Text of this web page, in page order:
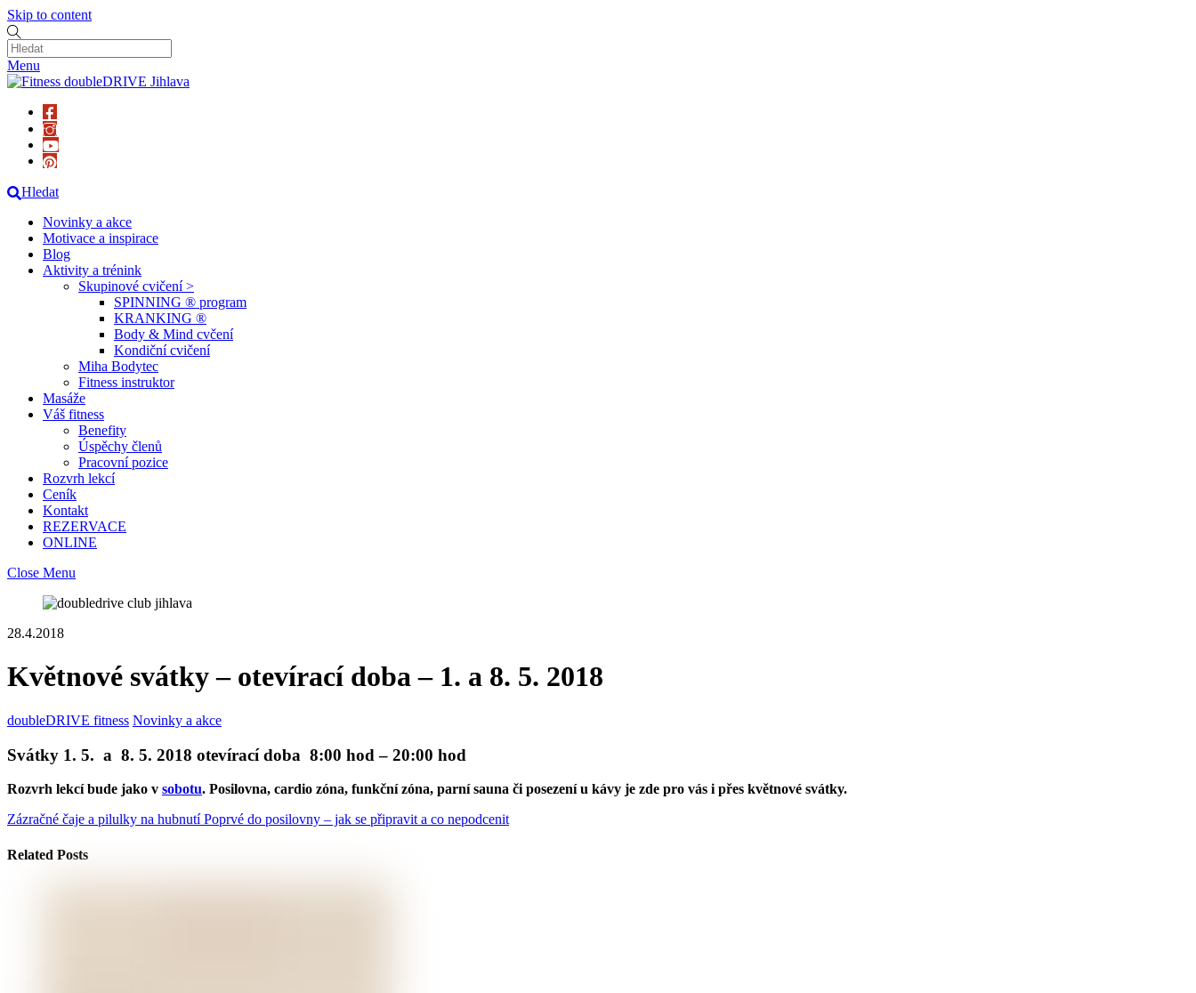
Skip to content
Menu
Hledat
Novinky a akce
Motivace a inspirace
Blog
Aktivity a trénink
Skupinové cvičení >
SPINNING ® program
KRANKING ®
Body & Mind cvčení
Kondiční cvičení
Miha Bodytec
Fitness instruktor
Masáže
Váš fitness
Benefity
Úspěchy členů
Pracovní pozice
Rozvrh lekcí
Ceník
Kontakt
REZERVACE
ONLINE
Close Menu
28.4.2018
Květnové svátky – otevírací doba – 1. a 8. 5. 2018
doubleDRIVE fitness Novinky a akce
Svátky 1. 5. a 8. 5. 2018 otevírací doba 8:00 hod – 20:00 hod
Rozvrh lekcí bude jako v sobotu. Posilovna, cardio zóna, funkční zóna, parní sauna či posezení u kávy je zde pro vás i přes květnové svátky.
Zázračné čaje a pilulky na hubnutíPoprvé do posilovny – jak se připravit a co nepodcenit
Related Posts